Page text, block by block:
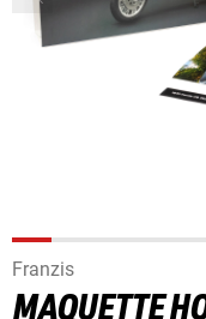
Franzis
MAQUETTE